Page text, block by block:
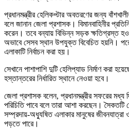
প্রধানমন্ত্রীর হেলিকপ্টার অবতরণের জন্য
বলে জানান জেলা প্রশাসক। বিমানবাহিনীর
করেন। তবে বন্যায় বিভিন্ন সড়ক ক্ষতিগ্রস্ত
অভাবে সেসব স্থান উপযুক্ত বিবেচিত হয়নি।
এলাকাটি নির্বাচন করা হয়।
সেখানে পাশাপাশি দুটি হেলিপ্যাড নির্মাণ করা
হস্তান্তরের নির্ধারিত স্থানে নেওয়া হবে।
জেলা প্রশাসক বলেন, প্রধানমন্ত্রীর সফরের মধ্য
পরিচিতি পাবে বলে তারা আশা করছেন। সৈকতটি
সম্প্রদায়-অধ্যুষিত এলাকার মানুষের জীবনযাত্রা
পড়তে পারে।